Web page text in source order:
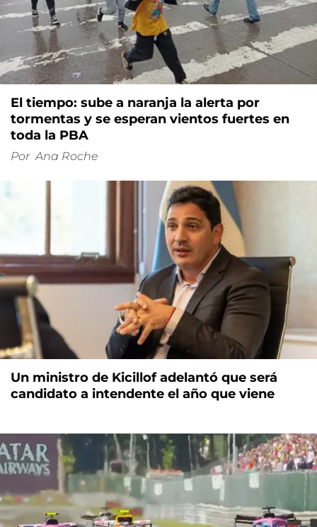
El tiempo: sube a naranja la alerta por
tormentas y se esperan vientos fuertes en
toda la PBA
Por Ana Roche
Un ministro de Kicillof adelantó que será
candidato a intendente el año que viene